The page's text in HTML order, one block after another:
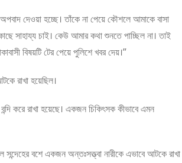
দেওয়া হচ্ছে। তাঁকে না পেয়ে কৌশলে আমাকে বাসা
সাহায্য চাই। কেউ আমার কথা শুনতে পাচ্ছিল না। তাই
বিষয়টি টের পেয়ে পুলিশে খবর দেয়।”
রাখা হয়েছিল।
করে রাখা হয়েছে। একজন চিকিৎসক কীভাবে এমন
সন্দেহের বশে একজন অন্তঃসত্ত্বা নারীকে এভাবে আটকে রাখা